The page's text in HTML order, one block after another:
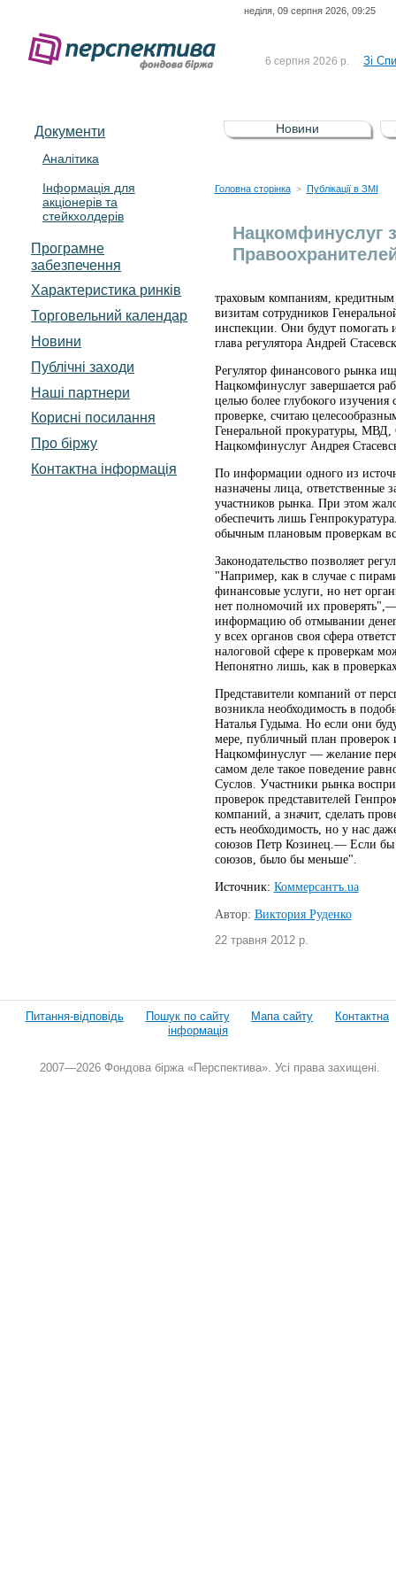
неділя, 09 серпня 2026, 09:25
6 серпня 2026 р. Зі
5 серпня 2026 р.
Зі
UA4000232607)
4 серпня 2026 р.
До
Документи
Аналітика
Інформація для
акціонерів та
стейкхолдерів
Програмне
забезпечення
Характеристика pинків
Торговельний календар
Новини
Публічні заходи
Наші партнери
Корисні посилання
Про біржу
Контактна інформація
Новини
Головна сторінка > Публікації в ЗМІ
Нацкомфинуслуг
траховым компаниям,
визитам сотрудников
инспекции. Они будут помогать
глава регулятора Андрей
Регулятор финансового рынка
Нацкомфинуслуг завершается
целью более глубокого
проверке, считаю
Генеральной прокуратуры, МВД,
Нацкомфинуслуг Андрея
По информации одного из
назначены лица, ответственные
участников рынка. При этом
обеспечить лишь
обычным плановым проверкам
Законодательство позволяет
"Например, как в случае с
финансовые услуги, но нет
нет полномочий их
информацию об отмывании
у всех органов своя сфера
налоговой сфере к проверкам
Непонятно лишь, как в
Представители компаний от
возникла необходимость в
Наталья Гудыма. Но если они
мере, публичный план проверок
Нацкомфинуслуг — желание
самом деле такое поведение
Суслов. Участники рынка
проверок представителей
компаний, а значит, сделать
есть необходимость, но у нас
союзов Петр Козинец.— Если бы
союзов, было бы меньше".
Источник: Коммерсантъ.ua
Автор: Виктория Руденко
22 травня 2012 р.
Питання-відповідь Пошук по сайту Мапа сайту
Контактна
інформація
2007—2026 Фондова біржа «Перспектива». Усі права захищені.